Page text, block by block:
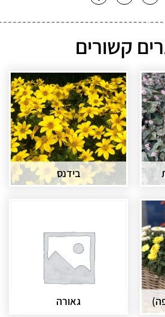
קשורים
בידנס
גאורה